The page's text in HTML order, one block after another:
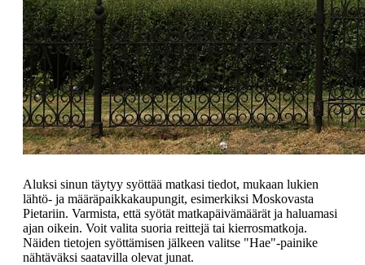
Aluksi sinun täytyy syöttää matkasi tiedot, mukaan lukien
lähtö- ja määräpaikkakaupungit, esimerkiksi Moskovasta
Pietariin. Varmista, että syötät matkapäivämäärät ja haluamasi
ajan oikein. Voit valita suoria reittejä tai kierrosmatkoja.
Näiden tietojen syöttämisen jälkeen valitse "Hae"-painike
nähtäväksi saatavilla olevat junat.